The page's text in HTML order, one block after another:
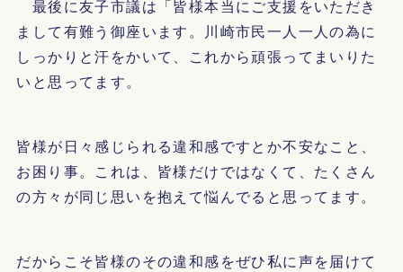
最後に友子市議は「皆様本当にご支援をいただき
まして有難う御座います。川崎市民一人一人の為に
しっかりと汗をかいて、これから頑張ってまいりた
いと思ってます。
皆様が日々感じられる違和感ですとか不安なこと、
お困り事。これは、皆様だけではなくて、たくさん
の方々が同じ思いを抱えて悩んでると思ってます。
だからこそ皆様のその違和感をぜひ私に声を届けて